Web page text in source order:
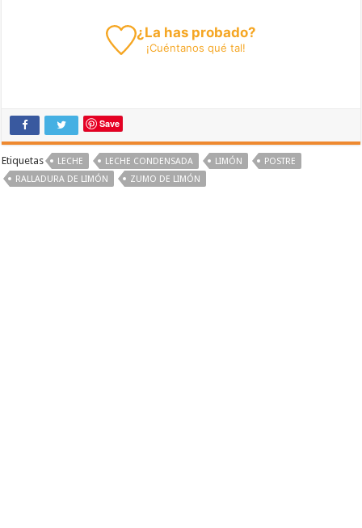
¿La has probado?
¡Cuéntanos qué tal!
Save
Etiquetas LECHE LECHE CONDENSADA LIMÓN
POSTRE
RALLADURA DE LIMÓN
ZUMO DE LIMÓN